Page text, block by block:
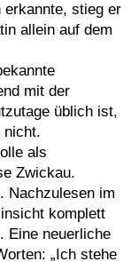
erkannte, stieg er
allein auf dem
mit der
üblich ist,
nicht.
als
Zwickau.
Nachzulesen im
komplett
Eine neuerliche
„Ich stehe